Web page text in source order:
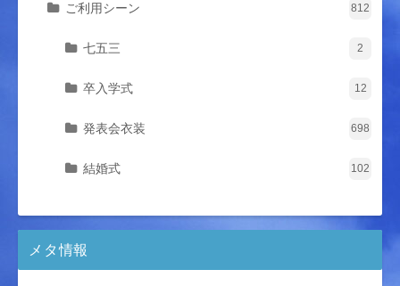
ご利用シーン 812
七五三 2
卒入学式 12
発表会衣装 698
結婚式 102
メタ情報